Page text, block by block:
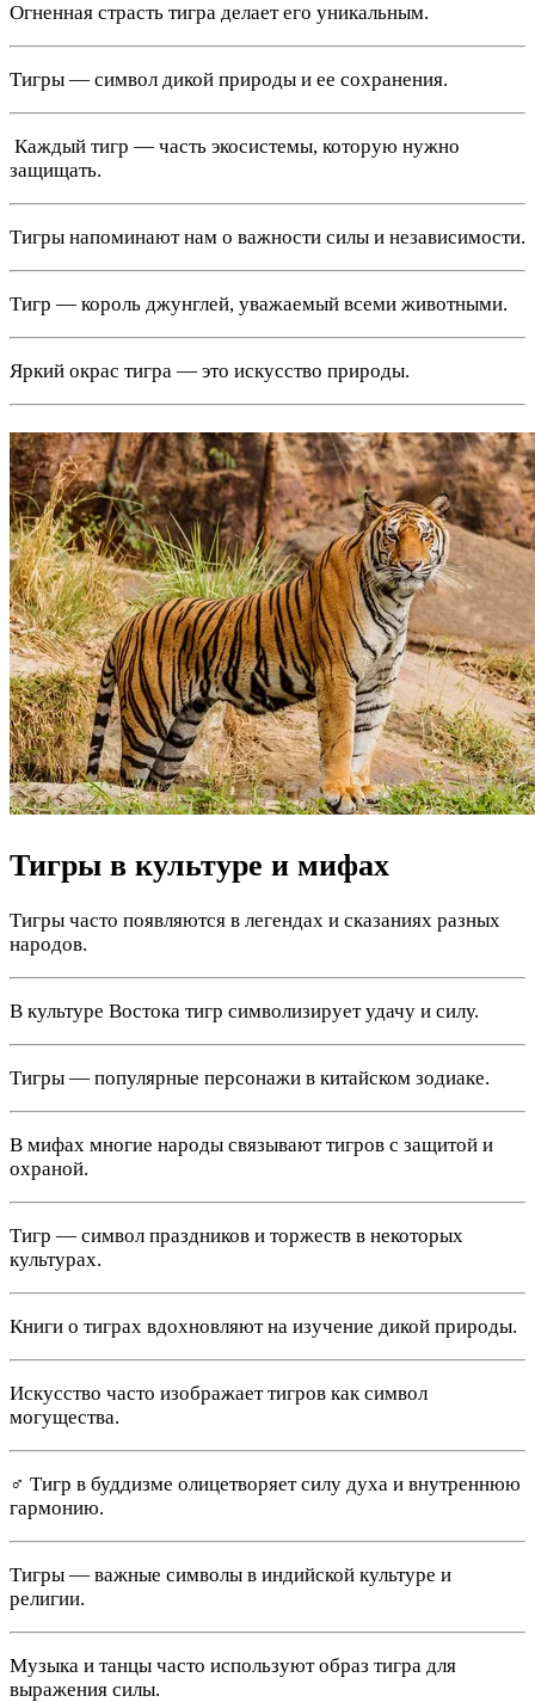
Огненная страсть тигра делает его уникальным.
Тигры — символ дикой природы и ее сохранения.
️ Каждый тигр — часть экосистемы, которую нужно
защищать.
Тигры напоминают нам о важности силы и независимости.
Тигр — король джунглей, уважаемый всеми животными.
Яркий окрас тигра — это искусство природы.
Тигры в культуре и мифах
Тигры часто появляются в легендах и сказаниях разных
народов.
В культуре Востока тигр символизирует удачу и силу.
Тигры — популярные персонажи в китайском зодиаке.
В мифах многие народы связывают тигров с защитой и
охраной.
Тигр — символ праздников и торжеств в некоторых
культурах.
Книги о тиграх вдохновляют на изучение дикой природы.
Искусство часто изображает тигров как символ
могущества.
‍♂️ Тигр в буддизме олицетворяет силу духа и внутреннюю
гармонию.
Тигры — важные символы в индийской культуре и
религии.
Музыка и танцы часто используют образ тигра для
выражения силы.